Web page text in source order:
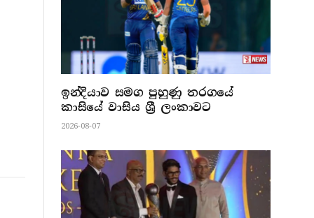
ඉන්දියාව සමග පුහුණු තරගයේ
කාසියේ වාසිය ශ්‍රී ලංකාවට
2026-08-07